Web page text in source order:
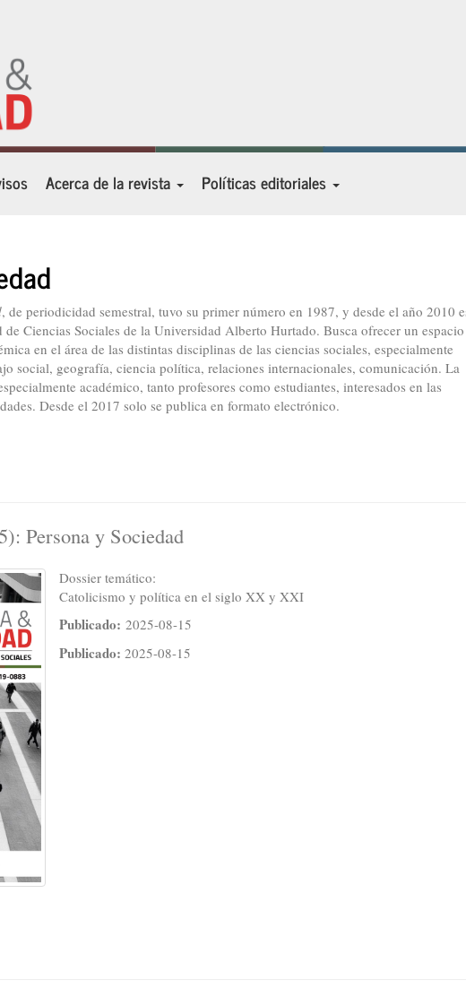
Acerca de la revista Políticas editoriales
, de periodicidad semestral, tuvo su primer número en 1987, y desde el año 2010
Ciencias Sociales de la Universidad Alberto Hurtado. Busca ofrecer un
en el área de las distintas disciplinas de las ciencias sociales, especialmente
social, geografía, ciencia política, relaciones internacionales, comunicación. La
académico, tanto profesores como estudiantes, interesados en las
Desde el 2017 solo se publica en formato electrónico.
Persona y Sociedad
Dossier temático:
Catolicismo y política en el siglo XX y XXI
Publicado:2025-08-15
Publicado:2025-08-15